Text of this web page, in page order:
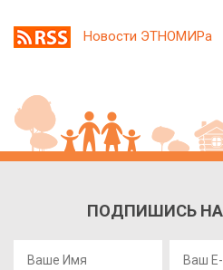
Новости ЭТНОМИРа
ПОДПИШИСЬ НА